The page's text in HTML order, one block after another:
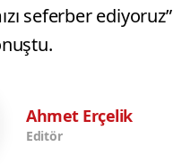
seferber ediyoruz”
Ahmet Erçelik
Editör